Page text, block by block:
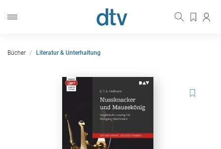
Bücher Literatur & Unterhaltung